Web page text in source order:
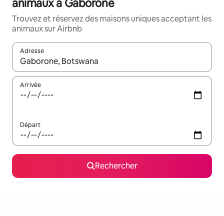
animaux à Gaborone
Trouvez et réservez des maisons uniques acceptant les
animaux sur Airbnb
Adresse
Lorsque les résultats s'affichent, utilisez les flèches vers le
Arrivée
Départ
Rechercher